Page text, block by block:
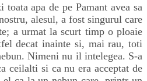
apa de pe Pamant avea sa
alesul, a fost singurul care
a urmat la scurt timp o ploaie
decat inainte si, mai rau, toti
Nimeni nu il intelegea. S-a
ceilalti si ca nu era acceptat de